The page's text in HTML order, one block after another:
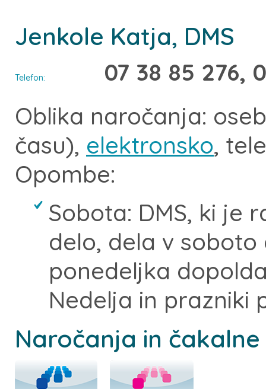
Jenkole Katja, DMS
Telefon:
07 38 85 276,
Oblika naročanja:
času), elektronsko,
Opombe:
Sobota: DMS, ki je
delo, dela v
ponedeljka
Nedelja in prazniki
Naročanja in